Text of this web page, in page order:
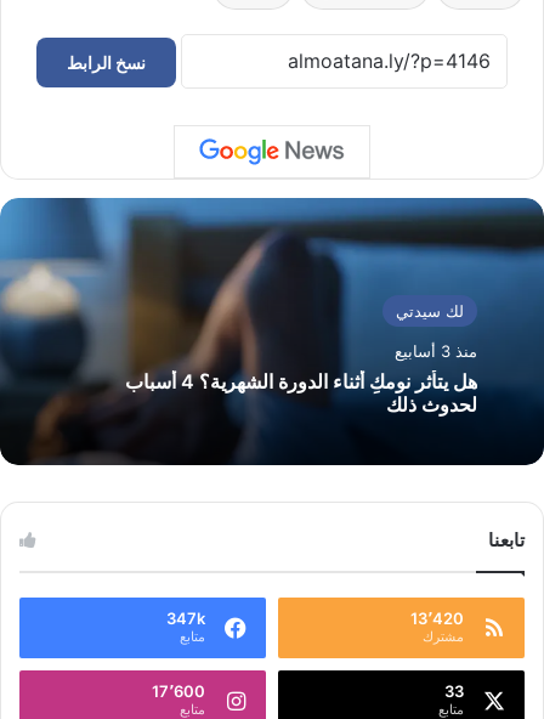
نسخ الرابط
لك سيدتي
منذ 3 أسابيع
هل يتأثر نومكِ أثناء الدورة الشهرية؟ 4 أسباب
لحدوث ذلك
تابعنا
13٬420
مشترك
347k
متابع
33
متابع
17٬600
متابع